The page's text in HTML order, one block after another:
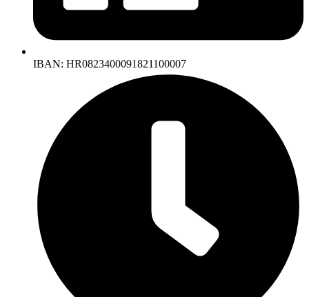
IBAN: HR0823400091821100007